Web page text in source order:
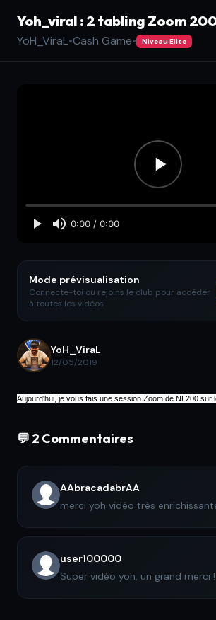
Yoh_viral : 2 tabling Zoom 200
YoH_ViraL•Cash Game• Niveau Elite
Mode prévisualisation
Connecte-toi ou rejoins le club pour accéder
à toutes les vidéos
YoH_ViraL
12/05/2019
Aujourd'hui, je vous fais une session Zoom de NL200 sur
💬 2 Commentaires
AAbracadabrAA
merci yoh vidéo très
user100000
Super vidéo yoh, un grand merci !